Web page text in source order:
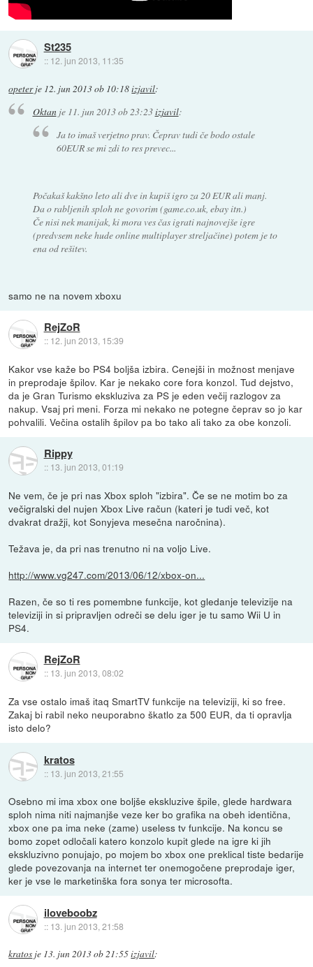
St235
:: 12. jun 2013, 11:35
opeterje 12. jun 2013 ob 10:18izjavil:
Oktanje 11. jun 2013 ob 23:23izjavil:
Ja to imaš verjetno prav. Čeprav tudi če bodo ostale
60EUR se mi zdi to res prevec...
Počakaš kakšno leto ali dve in kupiš igro za 20 EUR ali manj.
Da o rabljenih sploh ne govorim (game.co.uk, ebay itn.)
Če nisi nek manijak, ki mora ves čas igrati najnovejše igre
(predvsem neke hude online multiplayer streljačine) potem je to
ena od rešitev.
samo ne na novem xboxu
RejZoR
:: 12. jun 2013, 15:39
Kakor vse kaže bo PS4 boljša izbira. Cenejši in možnost menjave
in preprodaje špilov. Kar je nekako core fora konzol. Tud dejstvo,
da je Gran Turismo ekskluziva za PS je eden večij razlogov za
nakup. Vsaj pri meni. Forza mi nekako ne potegne čeprav so jo kar
pohvalili. Večina ostalih špilov pa bo tako ali tako za obe konzoli.
Rippy
:: 13. jun 2013, 01:19
Ne vem, če je pri nas Xbox sploh "izbira". Če se ne motim bo za
večigralski del nujen Xbox Live račun (kateri je tudi več, kot
dvakrat dražji, kot Sonyjeva mesečna naročnina).
Težava je, da pri nas trenutno ni na voljo Live.
http://www.vg247.com/2013/06/12/xbox-on...
Razen, če so ti res pomembne funkcije, kot gledanje televizije na
televiziji in si pripravljen odreči se delu iger je tu samo Wii U in
PS4.
RejZoR
:: 13. jun 2013, 08:02
Za vse ostalo imaš itaq SmartTV funkcije na televiziji, ki so free.
Zakaj bi rabil neko neuporabno škatlo za 500 EUR, da ti opravlja
isto delo?
kratos
:: 13. jun 2013, 21:55
Osebno mi ima xbox one boljše ekskluzive špile, glede hardwara
sploh nima niti najmanjše veze ker bo grafika na obeh identična,
xbox one pa ima neke (zame) useless tv funkcije. Na koncu se
bomo zopet odločali katero konzolo kupit glede na igre ki jih
ekskluzivno ponujajo, po mojem bo xbox one preklical tiste bedarije
glede povezovanja na internet ter onemogočene preprodaje iger,
ker je vse le marketinška fora sonya ter microsofta.
iloveboobz
:: 13. jun 2013, 21:58
kratos je 13. jun 2013 ob 21:55izjavil: